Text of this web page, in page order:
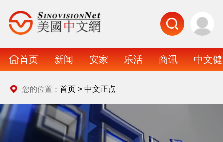
首页 新闻 安家 乐活 商讯 中文
您的位置： 首页> 中文正点